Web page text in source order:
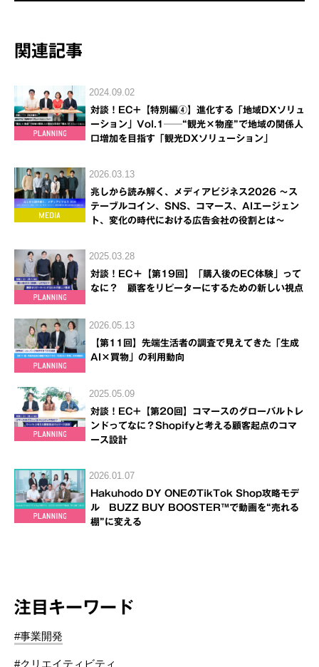
関連記事
2024.09.02
対談！EC+【特別編④】進化する「地域DXソリュ
ーション」Vol.1──“観光×物産”で地域の関係人
口増加を目指す「観光DXソリューション」
2026.03.13
兆しから読み解く、メディアビジネス2026 ～ス
テーブルコイン、SNS、コマース、AIエージェン
ト、変化の時代における広告会社の役割とは～
2025.03.28
対談！EC＋【第19回】「購入後のEC体験」って
なに？ 顧客をリピーターにするための新しい視点
2026.05.13
【第11回】先端生活者の調査で見えてきた「生成
AI×買物」の利用動向
2025.05.09
対談！EC+【第20回】コマースのグローバルトレ
ンドってなに？Shopifyと考える顧客起点のコマ
ース設計
2026.01.07
Hakuhodo DY ONEのTikTok Shop攻略モデ
ル BUZZ BUY BOOSTER™で動画を“売れる
棚”に変える
注目キーワード
#事業開発
#クリエイティビティ